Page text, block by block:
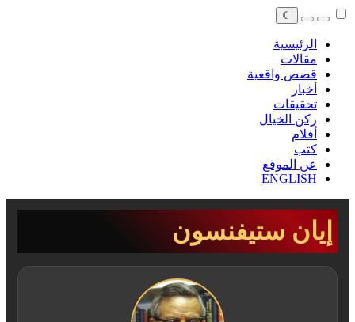
☾
الرئيسية
مقالات
قصص واقعية
أخبار
تحقيقات
ركن الخيال
أفلام
كتب
عن الموقع
ENGLISH
إيان ستيفنسون